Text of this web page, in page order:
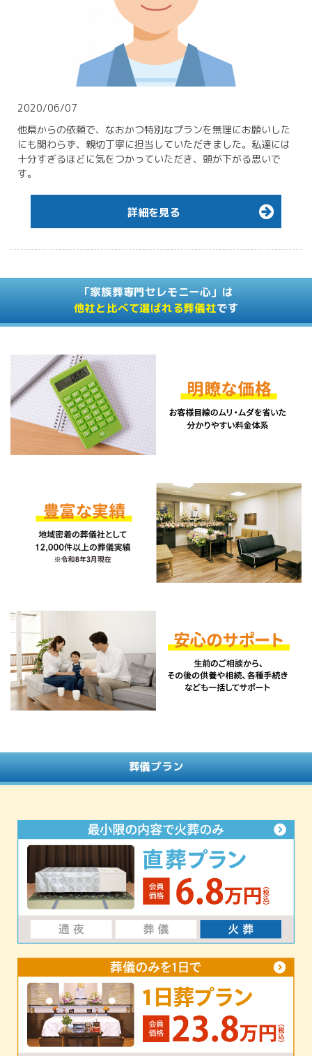
2020/06/07
他県からの依頼で、なおかつ特別なプランを無理にお願いした
にも関わらず、親切丁寧に担当していただきました。私達には
十分すぎるほどに気をつかっていただき、頭が下がる思いで
す。
詳細を見る
「家族葬専門セレモニー心」は
他社と比べて選ばれる葬儀社です
葬儀プラン